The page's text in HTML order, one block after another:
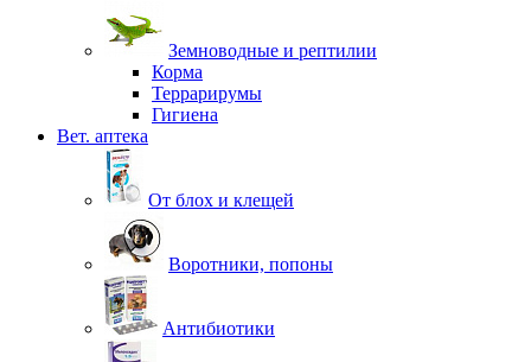
Земноводные и рептилии
Корма
Террарирумы
Гигиена
Вет. аптека
От блох и клещей
Воротники, попоны
Антибиотики